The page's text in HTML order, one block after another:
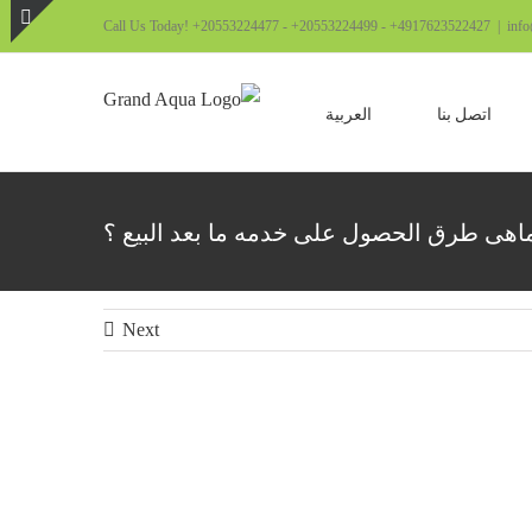
Call Us Today! +20553224477 - +20553224499 - +4917623522427
اتصل بنا العربية
طرق الحصول على خدمه ما بعد البيع ؟
Next